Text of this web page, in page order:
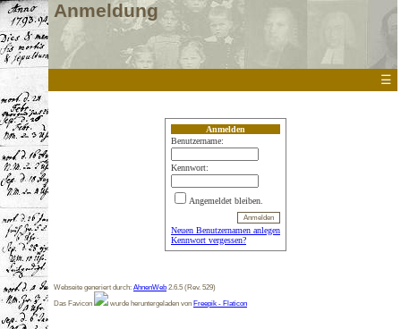
Anmeldung
☰
Anmelden
Benutzername:
Kennwort:
Angemeldet bleiben.
Neuen Benutzernamen anlegen
Kennwort vergessen?
Webseite generiert durch: AhnenWeb 2.6.5 (Rev. 529)
Das Favicon
wurde heruntergeladen von Freepik - Flaticon